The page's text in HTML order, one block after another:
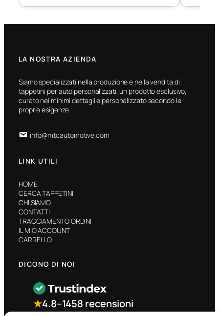
LA NOSTRA AZIENDA
Siamo specializzati nella produzione e nella vendita di
tappetini per auto personalizzati, un prodotto esclusivo,
curato nei minimi dettagli e personalizzato secondo le
proprie esigenze.
info@mtcautomotive.com
LINK UTILI
HOME
CERCA TAPPETINI
CHI SIAMO
CONTATTI
TRACCIAMENTO ORDINI
IL MIO ACCOUNT
CARRELLO
DICONO DI NOI
★4.8–1458 recensioni